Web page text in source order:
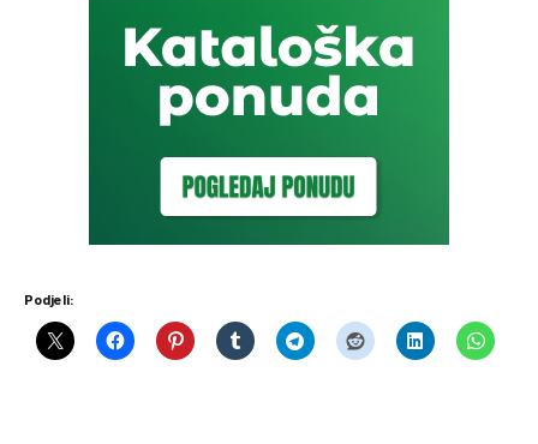
Podjeli: